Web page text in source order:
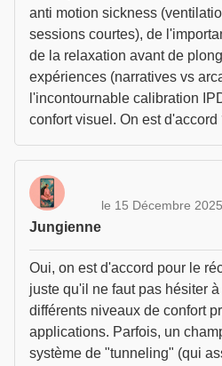
anti motion sickness
sessions courtes), de
de la relaxation avant de
expériences (narratives vs
l'incontournable calibration
confort visuel. On est d'accord
Jungienne
le 15 Décembre 2025
Oui, on est d'accord pour le
juste qu'il ne faut pas hésiter
différents niveaux de confort
applications. Parfois, un
système de "tunneling" (qui